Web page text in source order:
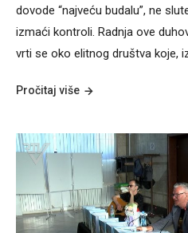
dovode “najveću budalu”, ne
izmaći kontroli. Radnja ove
vrti se oko elitnog društva koje,
Pročitaj više